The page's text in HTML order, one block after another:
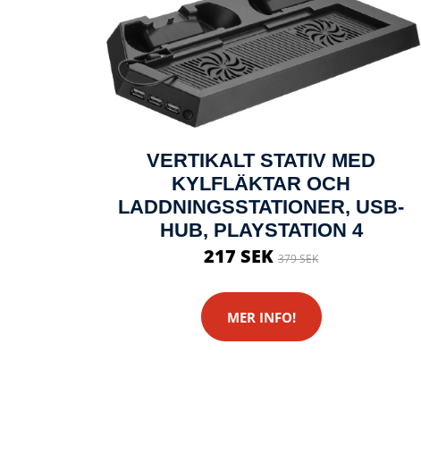
VERTIKALT STATIV MED
KYLFLÄKTAR OCH
LADDNINGSSTATIONER, USB-
HUB, PLAYSTATION 4
217 SEK 379 SEK
MER INFO!